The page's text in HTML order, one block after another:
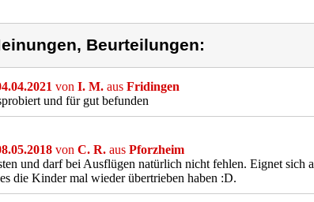
Beurteilungen:
von I. M. aus Fridingen
und für gut befunden
von C. R. aus Pforzheim
und darf bei Ausflügen natürlich nicht fehlen. Eignet sich
die Kinder mal wieder übertrieben haben :D.